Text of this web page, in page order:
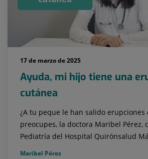
17 de marzo de 2025
Ayuda, mi hijo tiene una
cutánea
¿A tu peque le han salido erupciones
preocupes, la doctora Maribel Pérez,
Pediatría del Hospital Quirónsalud
Maribel Pérez